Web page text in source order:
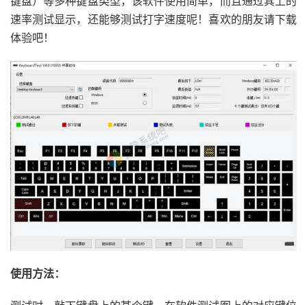
速率测试显示，还能够测试打字速度呢！喜欢的朋友请下载
体验吧！
使用方法：